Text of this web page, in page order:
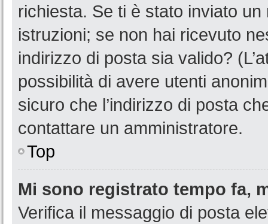
richiesta. Se ti è stato inviato
istruzioni; se non hai ricevuto
indirizzo di posta sia valido?
possibilità di avere utenti
sicuro che l’indirizzo di posta
contattare un amministratore.
Top
Mi sono registrato tempo fa,
Verifica il messaggio di posta